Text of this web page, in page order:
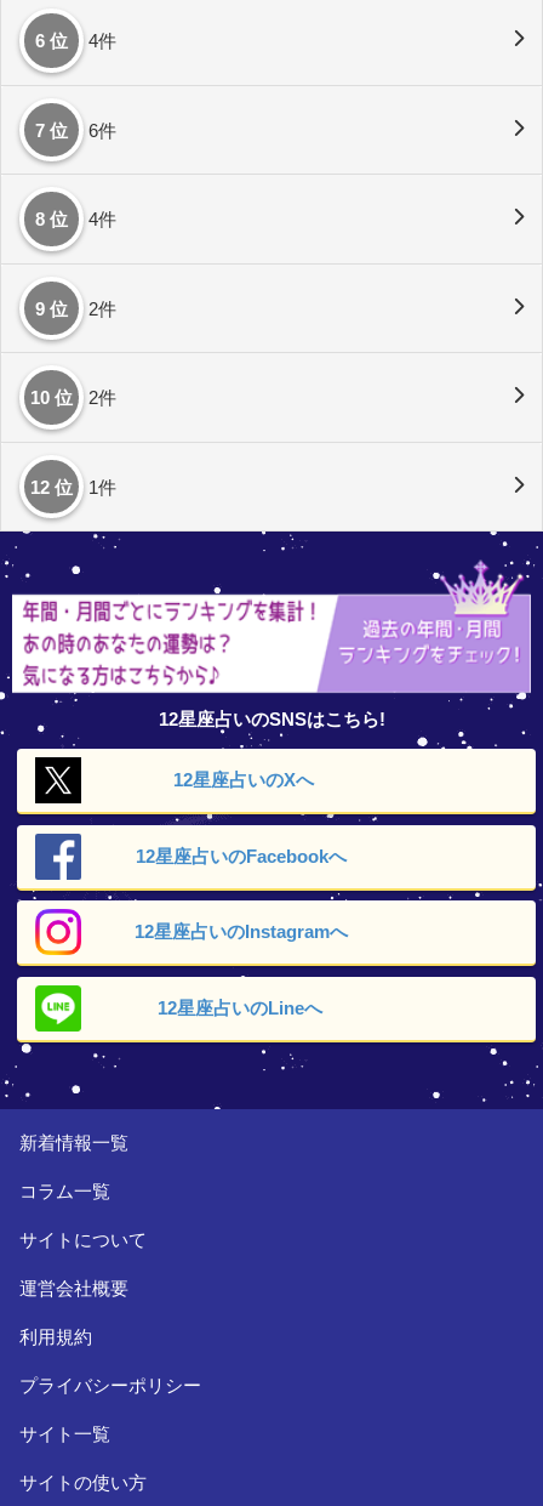
6 位 4件
7 位 6件
8 位 4件
9 位 2件
10 位 2件
12 位 1件
12星座占いのSNSはこちら!
12星座占いのXへ
12星座占いのFacebookへ
12星座占いのInstagramへ
12星座占いのLineへ
新着情報一覧
コラム一覧
サイトについて
運営会社概要
利用規約
プライバシーポリシー
サイト一覧
サイトの使い方